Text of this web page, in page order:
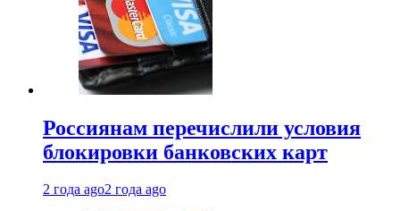
Россиянам перечислили условия
блокировки банковских карт
2 года ago2 года ago